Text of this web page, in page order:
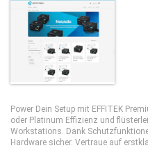
Power Dein Setup mit EFFITEK
oder Platinum Effizienz und
Workstations. Dank
Hardware sicher. Vertraue auf